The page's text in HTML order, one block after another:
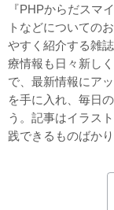
『PHPからだスマ
トなどについての
やすく紹介する雑
療情報も日々新し
で、最新情報にア
を手に入れ、毎日
う。記事はイラス
践できるものばかり